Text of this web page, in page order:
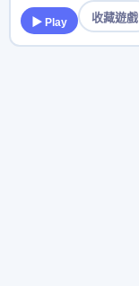
▶ Play 收藏遊戲